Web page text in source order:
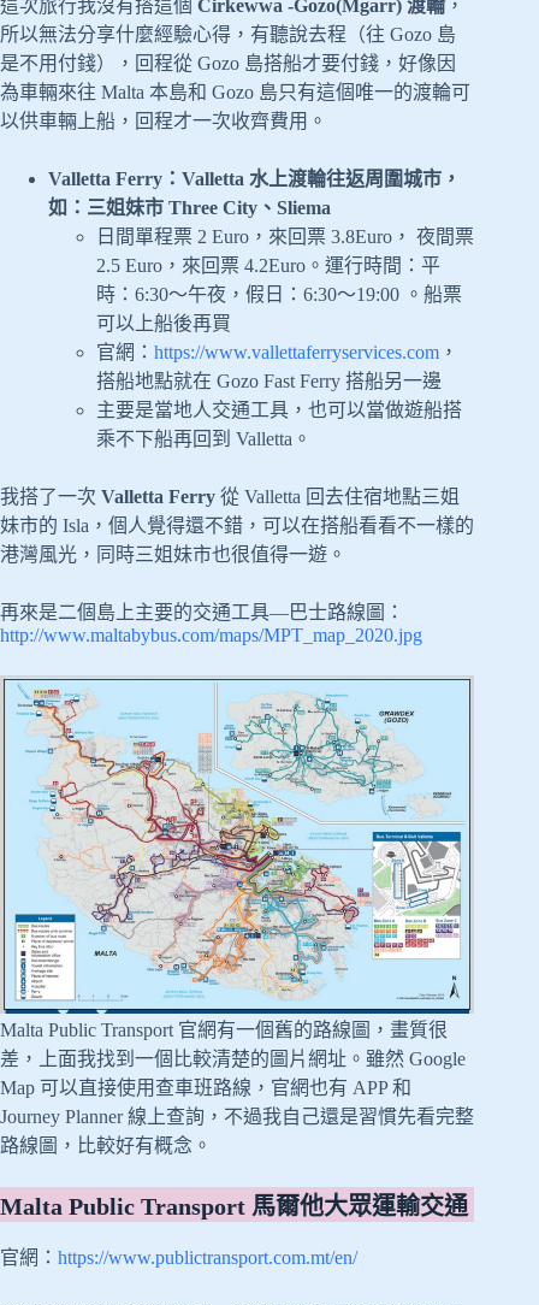
這次旅行我沒有搭這個 Cirkewwa -Gozo(Mgarr) 渡輪 ，
所以無法分享什麼經驗心得，有聽說去程（往 Gozo 島
是不用付錢），回程從 Gozo 島搭船才要付錢，好像因
為車輛來往 Malta 本島和 Gozo 島只有這個唯一的渡輪可
以供車輛上船，回程才一次收齊費用。
Valletta Ferry：Valletta 水上渡輪往返周圍城市，
如：三姐妹市 Three City、Sliema
日間單程票 2 Euro，來回票 3.8Euro， 夜間票
2.5 Euro，來回票 4.2Euro。運行時間：平
時：6:30～午夜，假日：6:30～19:00 。船票
可以上船後再買
官網： https://www.vallettaferryservices.com ，
搭船地點就在 Gozo Fast Ferry 搭船另一邊
主要是當地人交通工具，也可以當做遊船搭
乘不下船再回到 Valletta。
我搭了一次 Valletta Ferry 從 Valletta 回去住宿地點三姐
妹市的 Isla，個人覺得還不錯，可以在搭船看看不一樣的
港灣風光，同時三姐妹市也很值得一遊。
再來是二個島上主要的交通工具—巴士路線圖：
http://www.maltabybus.com/maps/MPT_map_2020.jpg
Malta Public Transport 官網有一個舊的路線圖，畫質很
差，上面我找到一個比較清楚的圖片網址。雖然 Google
Map 可以直接使用查車班路線，官網也有 APP 和
Journey Planner 線上查詢，不過我自己還是習慣先看完整
路線圖，比較好有概念。
Malta Public Transport 馬爾他大眾運輸交通
官網： https://www.publictransport.com.mt/en/